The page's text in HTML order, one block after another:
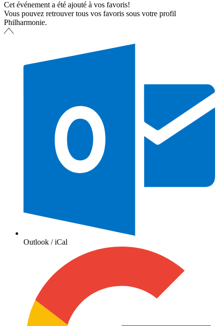
Cet événement a été ajouté à vos favoris!
Vous pouvez retrouver tous vos favoris sous votre profil
Philharmonie.
Outlook / iCal